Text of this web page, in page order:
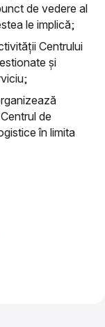
de vedere al
le implică;
Centrului
și
de
în limita